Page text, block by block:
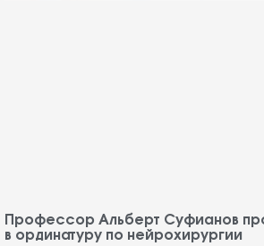
Профессор Альберт Суфианов
в ординатуру по нейрохирургии